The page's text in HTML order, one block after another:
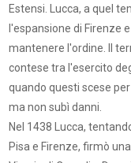
Estensi. Lucca, a quel
l'espansione di Firenze
mantenere l'ordine. Il
contese tra l'esercito
quando questi scese
ma non subì danni.
Nel 1438 Lucca,
Pisa e Firenze, firmò